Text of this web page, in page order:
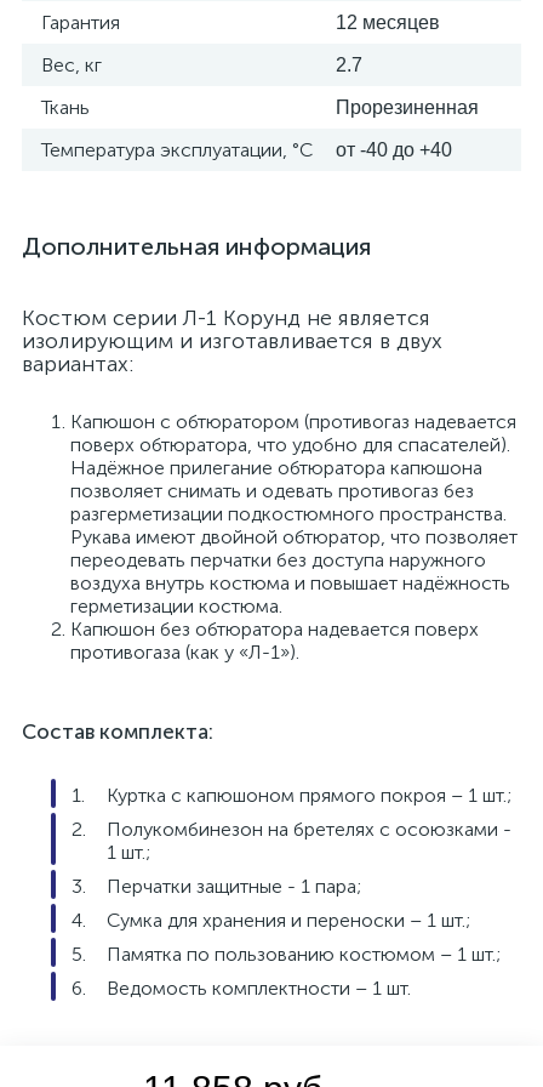
авиакомпании;
фурнитуры и усовершенствованная
значительно сократить время его
По согласованию с заказчиком костюм
может иметь сигнальные элементы.
документами. Костюм не должен
ограничивать подвижность пользователя.
Гарантия 12 месяцев
Вес, кг 2.7
Ткань Прорезиненная
Температура эксплуатации, °C от -40 до +40
Дополнительная информация
Костюм серии Л-1 Корунд не является
изолирующим и изготавливается в двух
вариантах:
Капюшон с обтюратором (противогаз надевается
поверх обтюратора, что удобно для спасателей).
Надёжное прилегание обтюратора капюшона
позволяет снимать и одевать противогаз без
разгерметизации подкостюмного пространства.
Рукава имеют двойной обтюратор, что позволяет
переодевать перчатки без доступа наружного
воздуха внутрь костюма и повышает надёжность
герметизации костюма.
Капюшон без обтюратора надевается поверх
противогаза (как у «Л-1»).
Состав комплекта:
Куртка с капюшоном прямого покроя – 1 шт.;
Полукомбинезон на бретелях с осоюзками -
1 шт.;
Перчатки защитные - 1 пара;
Сумка для хранения и переноски – 1 шт.;
Памятка по пользованию костюмом – 1 шт.;
Ведомость комплектности – 1 шт.